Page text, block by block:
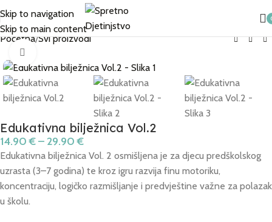
Skip to navigation
Skip to main content
NOVO u ponudi - Edukacije i webinari! 🤱 Pogledaj sve edukacije
Početna/Svi proizvodi
Edukativna bilježnica Vol.2
14.90€– 29.90€
Edukativna bilježnica Vol. 2 osmišljena je za djecu predškolskog
uzrasta (3–7 godina) te kroz igru razvija finu motoriku,
koncentraciju, logičko razmišljanje i predvještine važne za polazak
u školu.